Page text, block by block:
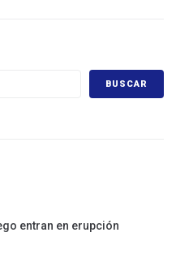
BUSCAR
entran en erupción